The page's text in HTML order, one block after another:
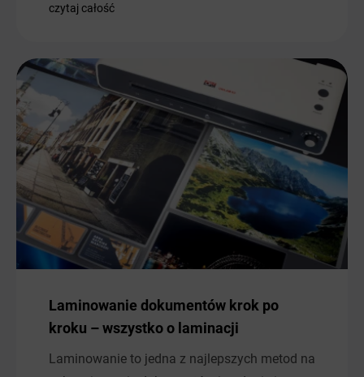
czytaj całość
Laminowanie dokumentów krok po
kroku – wszystko o laminacji
Laminowanie to jedna z najlepszych metod na